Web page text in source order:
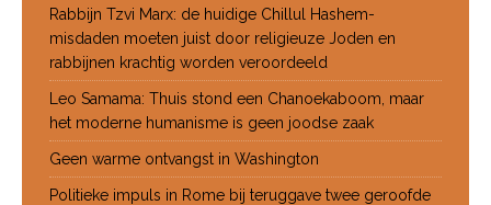
Rabbijn Tzvi Marx: de huidige Chillul Hashem-
misdaden moeten juist door religieuze Joden en
rabbijnen krachtig worden veroordeeld
Leo Samama: Thuis stond een Chanoekaboom, maar
het moderne humanisme is geen joodse zaak
Geen warme ontvangst in Washington
Politieke impuls in Rome bij teruggave twee geroofde